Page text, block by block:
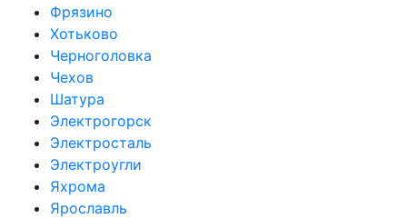
Фрязино
Хотьково
Черноголовка
Чехов
Шатура
Электрогорск
Электросталь
Электроугли
Яхрома
Ярославль